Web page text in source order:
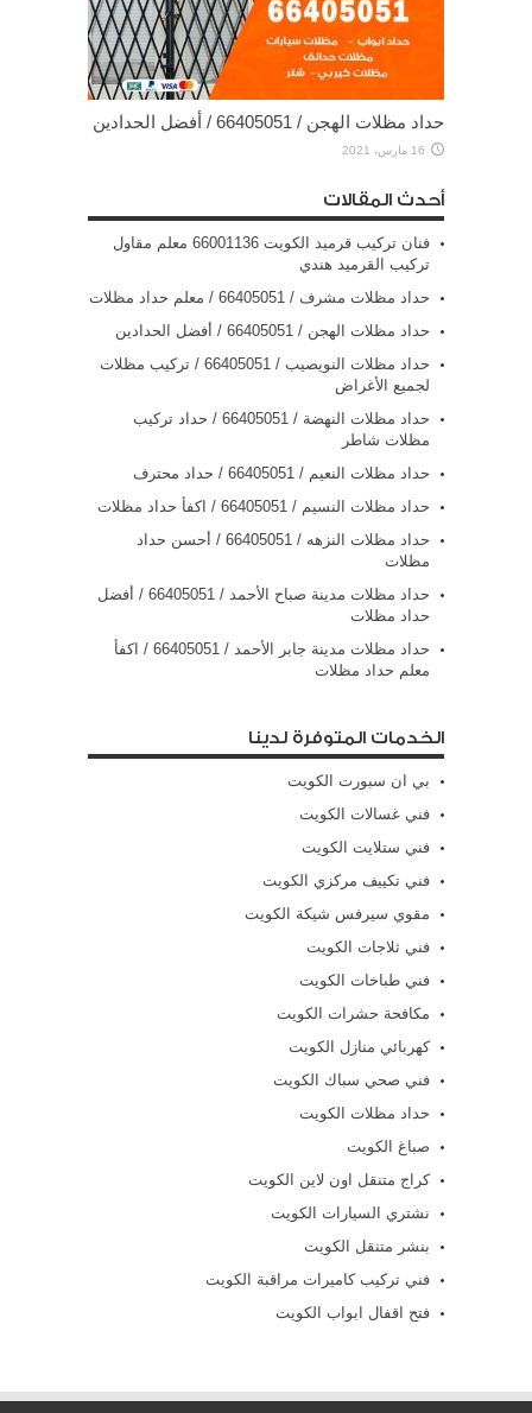
حداد مظلات الهجن / 66405051 / أفضل الحدادين
16 مارس، 2021
أحدث المقالات
فنان تركيب قرميد الكويت 66001136 معلم مقاول
تركيب القرميد هندي
حداد مظلات مشرف / 66405051 / معلم حداد مظلات
حداد مظلات الهجن / 66405051 / أفضل الحدادين
حداد مظلات النويصيب / 66405051 / تركيب مظلات
لجميع الأغراض
حداد مظلات النهضة / 66405051 / حداد تركيب
مظلات شاطر
حداد مظلات النعيم / 66405051 / حداد محترف
حداد مظلات النسيم / 66405051 / اكفأ حداد مظلات
حداد مظلات النزهه / 66405051 / أحسن حداد
مظلات
حداد مظلات مدينة صباح الأحمد / 66405051 / أفضل
حداد مظلات
حداد مظلات مدينة جابر الأحمد / 66405051 / اكفأ
معلم حداد مظلات
الخدمات المتوفرة لدينا
بي ان سبورت الكويت
فني غسالات الكويت
فني ستلايت الكويت
فني تكييف مركزي الكويت
مقوي سيرفس شيكة الكويت
فني ثلاجات الكويت
فني طباخات الكويت
مكافحة حشرات الكويت
كهربائي منازل الكويت
فني صحي سباك الكويت
حداد مظلات الكويت
صباغ الكويت
كراج متنقل اون لاين الكويت
نشتري السيارات الكويت
بنشر متنقل الكويت
فني تركيب كاميرات مراقبة الكويت
فتح اقفال ابواب الكويت